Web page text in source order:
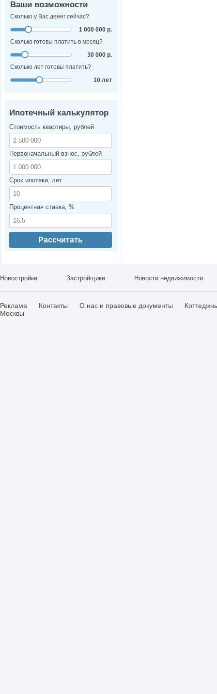
Ваши возможности
Сколько у Вас денег сейчас?
1 000 000 р.
Сколько готовы платить в месяц?
30 000 р.
Сколько лет готовы платить?
10 лет
Ипотечный калькулятор
Стоимость квартиры, рублей
Первоначальный взнос, рублей
Срок ипотеки, лет
Процентная ставка, %
Рассчитать
Новостройки Застройщики Новости недвижимости
Реклама Контакты О нас и правовые документы
Москвы